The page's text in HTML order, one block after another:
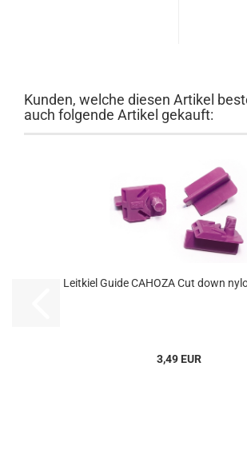
Kunden, welche diesen Artikel
auch folgende Artikel gekauft:
Leitkiel Guide ​CAHOZA Cut down
3,49 EUR